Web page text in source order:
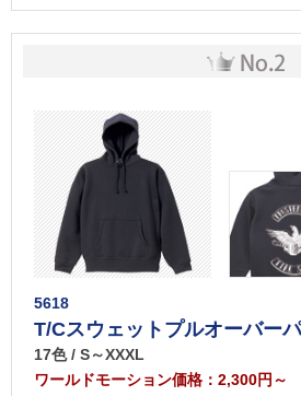
5618
T/Cスウェットプルオーバー
17色 / S～XXXL
ワールドモーション価格：2,300円～